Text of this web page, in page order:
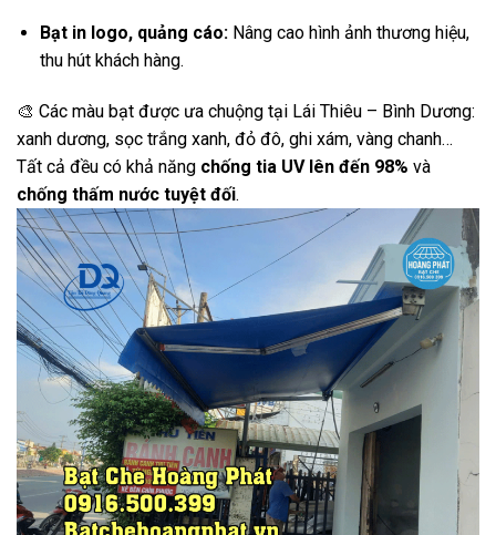
Bạt in logo, quảng cáo:Nâng cao hình ảnh thương hiệu,
thu hút khách hàng.
🎨 Các màu bạt được ưa chuộng tại Lái Thiêu – Bình Dương:
xanh dương, sọc trắng xanh, đỏ đô, ghi xám, vàng chanh…
Tất cả đều có khả năng chống tia UV lên đến 98% và
chống thấm nước tuyệt đối.